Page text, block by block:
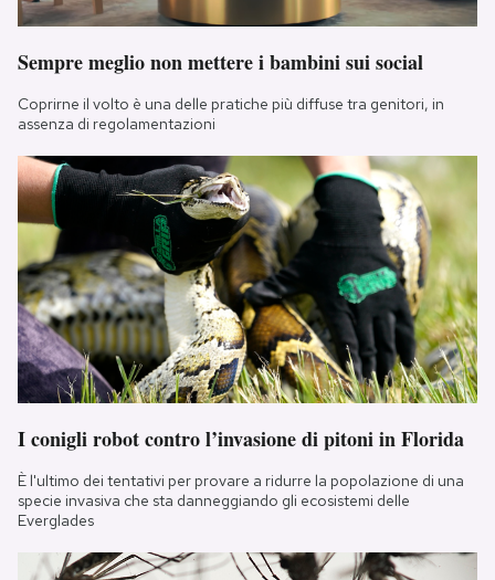
Sempre meglio non mettere i bambini sui social
Coprirne il volto è una delle pratiche più diffuse tra genitori, in
assenza di regolamentazioni
I conigli robot contro l’invasione di pitoni in Florida
È l'ultimo dei tentativi per provare a ridurre la popolazione di una
specie invasiva che sta danneggiando gli ecosistemi delle
Everglades